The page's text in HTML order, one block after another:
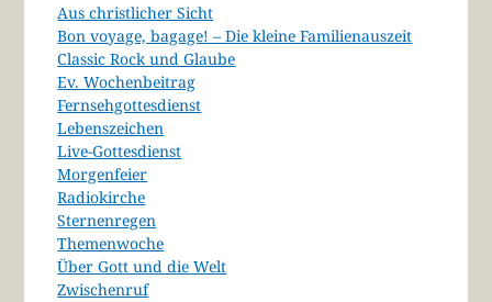
Aus christlicher Sicht
Bon voyage, bagage! – Die kleine Familienauszeit
Classic Rock und Glaube
Ev. Wochenbeitrag
Fernsehgottesdienst
Lebenszeichen
Live-Gottesdienst
Morgenfeier
Radiokirche
Sternenregen
Themenwoche
Über Gott und die Welt
Zwischenruf